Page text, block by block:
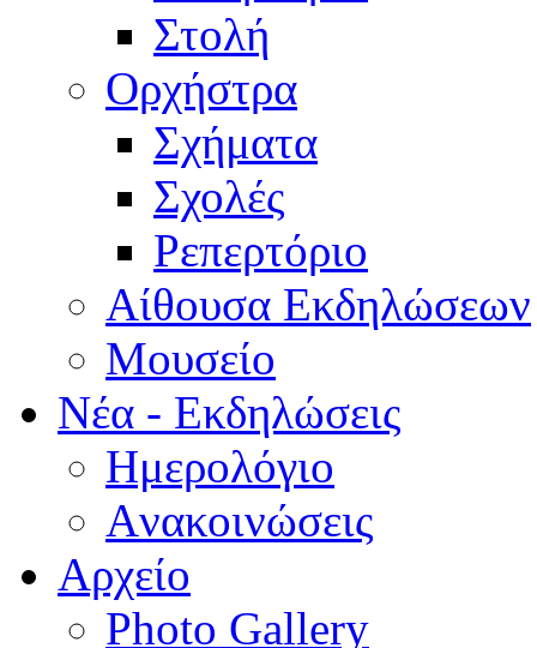
Στολή
Ορχήστρα
Σχήματα
Σχολές
Ρεπερτόριο
Aίθουσα Εκδηλώσεων
Μουσείο
Νέα - Εκδηλώσεις
Ημερολόγιο
Aνακοινώσεις
Αρχείο
Photo Gallery